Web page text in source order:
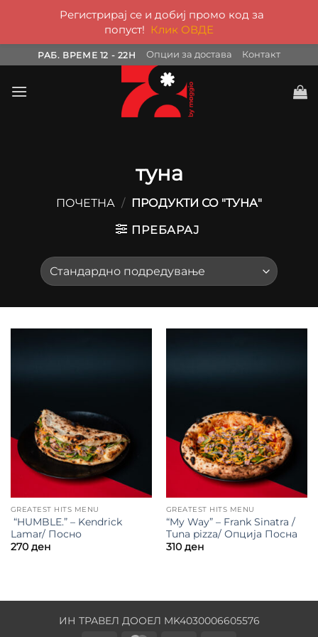
to
content
РАБ. ВРЕМЕ 12 - 22H Опции за достава Контакт
туна
ПОЧЕТНА / ПРОДУКТИ СО "ТУНА"
ПРЕБАРАЈ
GREATEST HITS MENU
“HUMBLE.” – Kendrick
Lamar/ Посно
270 ден
GREATEST HITS MENU
“My Way” – Frank Sinatra /
Tuna pizza/ Опција Посна
310 ден
ИН ТРАВЕЛ ДООЕЛ MK4030006605576
Регистрирај се и добиј промо код за
попуст! Клик ОВДЕ